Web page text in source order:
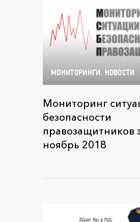
МОНИТОРИНГИ , НОВОСТИ
Мониторинг
безопасности
правозащитников
ноябрь 2018